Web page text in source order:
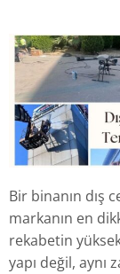
Bir binanın dış
markanın en
rekabetin
yapı değil,